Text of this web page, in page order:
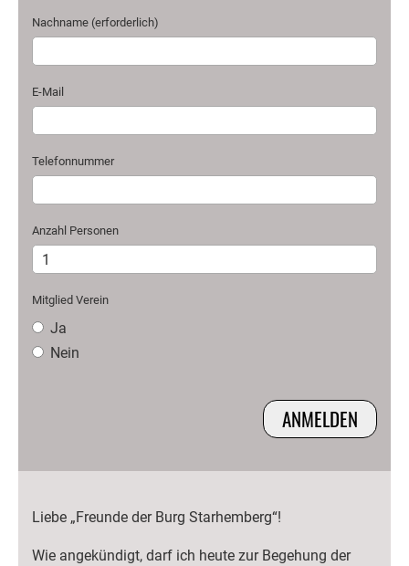
Nachname (erforderlich)
E-Mail
Telefonnummer
Anzahl Personen
Mitglied Verein
Ja
Nein
Liebe „Freunde der Burg Starhemberg“!
Wie angekündigt, darf ich heute zur Begehung der